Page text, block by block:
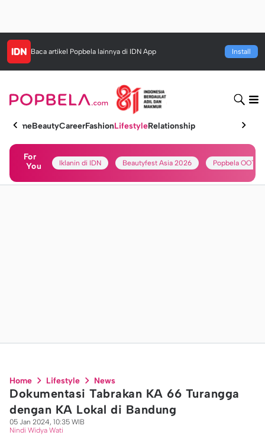
Baca artikel Popbela lainnya di IDN App Install
HomeBeautyCareerFashionLifestyleRelationship
For
You
Iklanin di IDN Beautyfest Asia 2026 Popbela OOTD
Home Lifestyle News
Dokumentasi Tabrakan KA 66 Turangga
dengan KA Lokal di Bandung
05 Jan 2024, 10:35 WIB
Nindi Widya Wati